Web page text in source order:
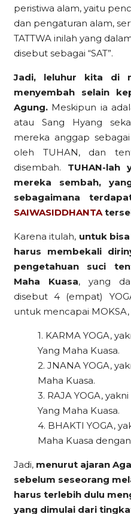
peristiwa alam, yaitu
dan pengaturan alam,
TATTWA inilah yang
disebut sebagai “SAT”.
Jadi, leluhur kita di
menyembah selain
Agung. Meskipun ia
atau Sang Hyang
mereka anggap
oleh TUHAN, dan
disembah. TUHAN-lah
mereka sembah,
sebagaimana
SAIWASIDDHANTA
Karena itulah, untuk bisa
harus membekali
pengetahuan suci
Maha Kuasa, yang
disebut 4 (empat)
untuk mencapai MOKSA,
1. KARMA YOGA,
Yang Maha Kuasa.
2. JNANA YOGA,
Maha Kuasa.
3. RAJA YOGA,
Yang Maha Kuasa.
4. BHAKTI YOGA,
Maha Kuasa
Jadi, menurut ajaran
sebelum seseorang
harus terlebih dulu
yang dimulai dari